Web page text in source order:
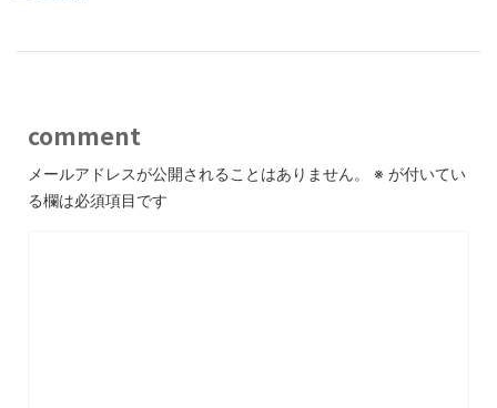
comment
メールアドレスが公開されることはありません。 ※ が付いてい
る欄は必須項目です